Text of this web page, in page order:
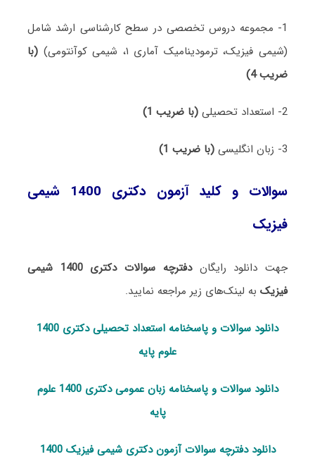
1- مجموعه دروس تخصصی در سطح کارشناسی ارشد شامل
(شیمی فیزیک، ترمودینامیک آماری ۱، شیمی کوآنتومی)
(با
ضریب 4)
2- استعداد تحصیلی (با ضریب 1)
3- زبان انگلیسی (با ضریب 1)
سوالات و کلید آزمون دکتری 1400 شیمی
فیزیک
جهت دانلود رایگان
دفترچه سوالات دکتری 1400 شیمی
فیزیکبه لینک‌های زیر مراجعه نمایید.
دانلود سوالات و پاسخنامه استعداد تحصیلی دکتری 1400
علوم پایه
دانلود سوالات و پاسخنامه زبان عمومی دکتری 1400 علوم
پایه
دانلود دفترچه سوالات آزمون دکتری شیمی فیزیک 1400